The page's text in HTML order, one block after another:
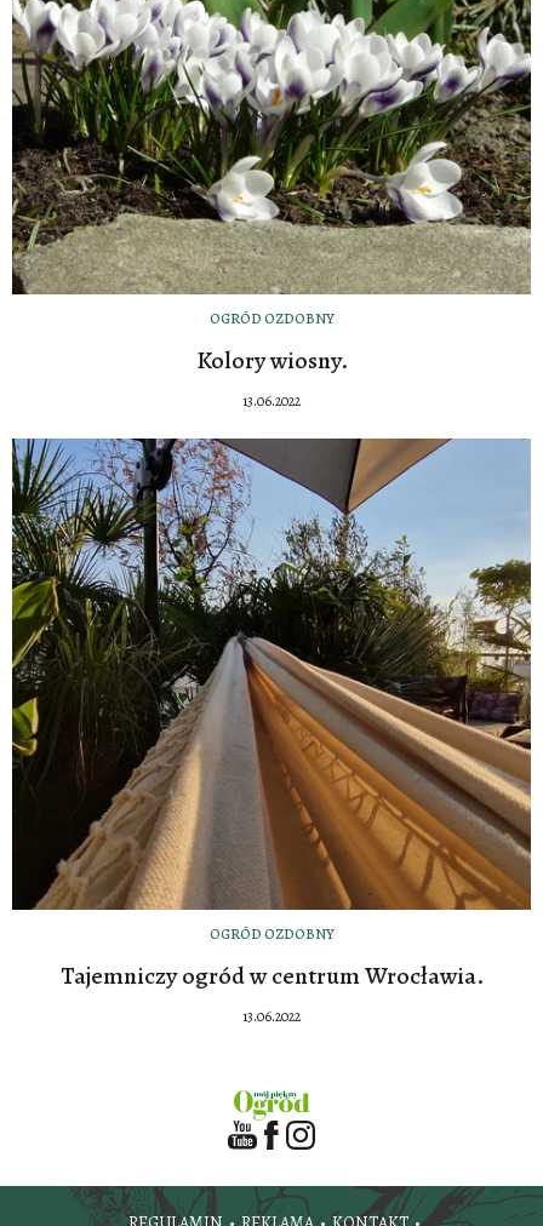
OGRÓD OZDOBNY
Kolory wiosny.
13.06.2022
OGRÓD OZDOBNY
Tajemniczy ogród w centrum Wrocławia.
13.06.2022